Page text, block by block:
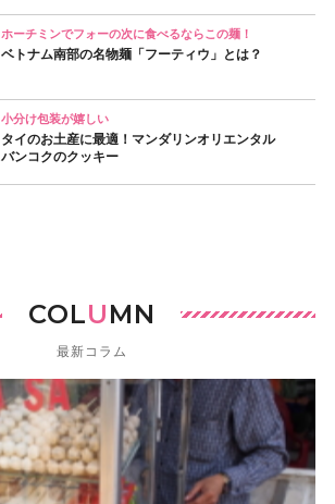
ホーチミンでフォーの次に食べるならこの麺！
ベトナム南部の名物麺「フーティウ」とは？
小分け包装が嬉しい
タイのお土産に最適！マンダリンオリエンタル
バンコクのクッキー
COLUMN
最新コラム